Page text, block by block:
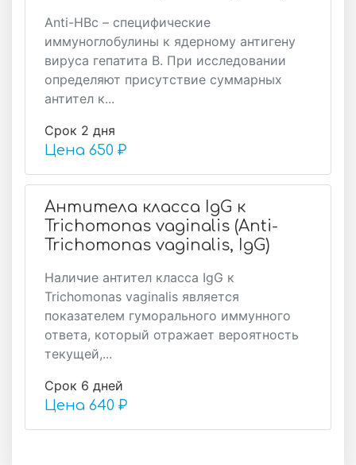
Anti-HBc – специфические
иммуноглобулины к ядерному антигену
вируса гепатита В. При исследовании
определяют присутствие суммарных
антител к...
Срок 2 дня
Цена 650 ₽
Антитела класса IgG к
Trichomonas vaginalis (Anti-
Trichomonas vaginalis, IgG)
Наличие антител класса IgG к
Trichomonas vaginalis является
показателем гуморального иммунного
ответа, который отражает вероятность
текущей,...
Срок 6 дней
Цена 640 ₽